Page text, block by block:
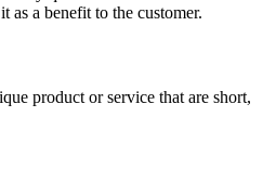
as a benefit to the customer.
product or service that are short,